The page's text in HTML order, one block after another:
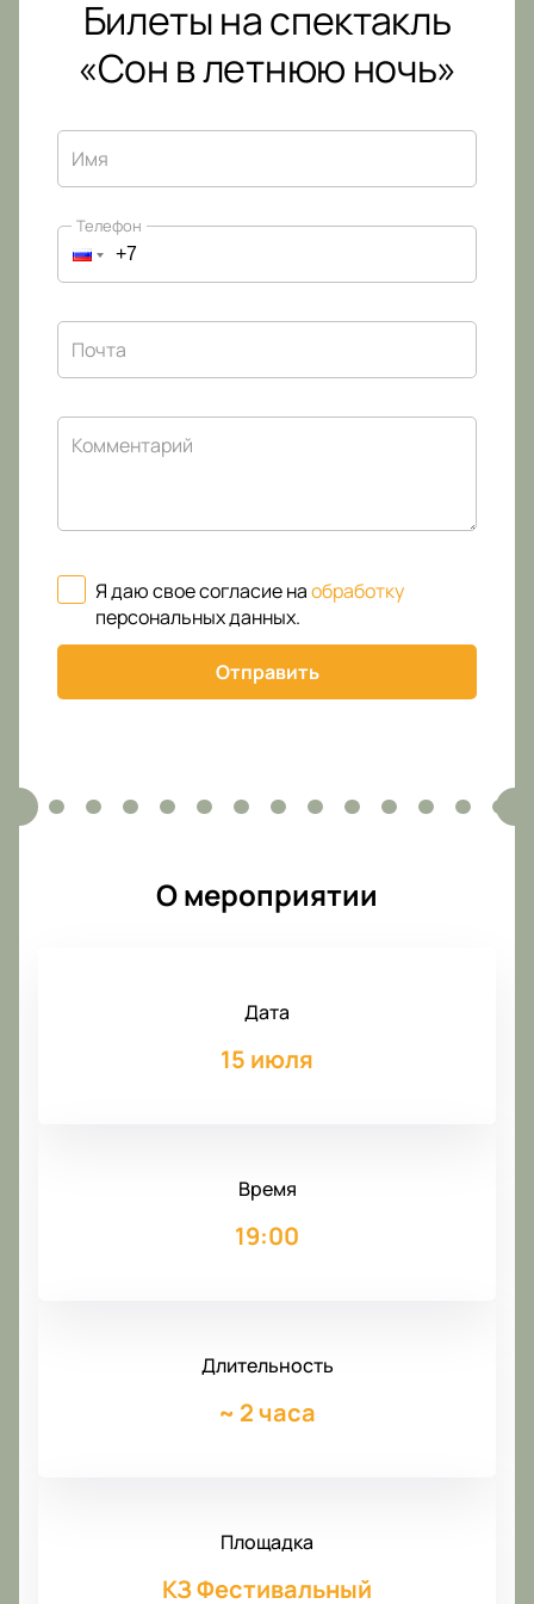
Билеты на спектакль
«Сон в летнюю ночь»
Имя
Телефон
Почта
Комментарий
Я даю свое согласие наобработку
персональных данных.
Отправить
О мероприятии
Дата
15 июля
Время
19:00
Длительность
~ 2 часа
Площадка
КЗ Фестивальный